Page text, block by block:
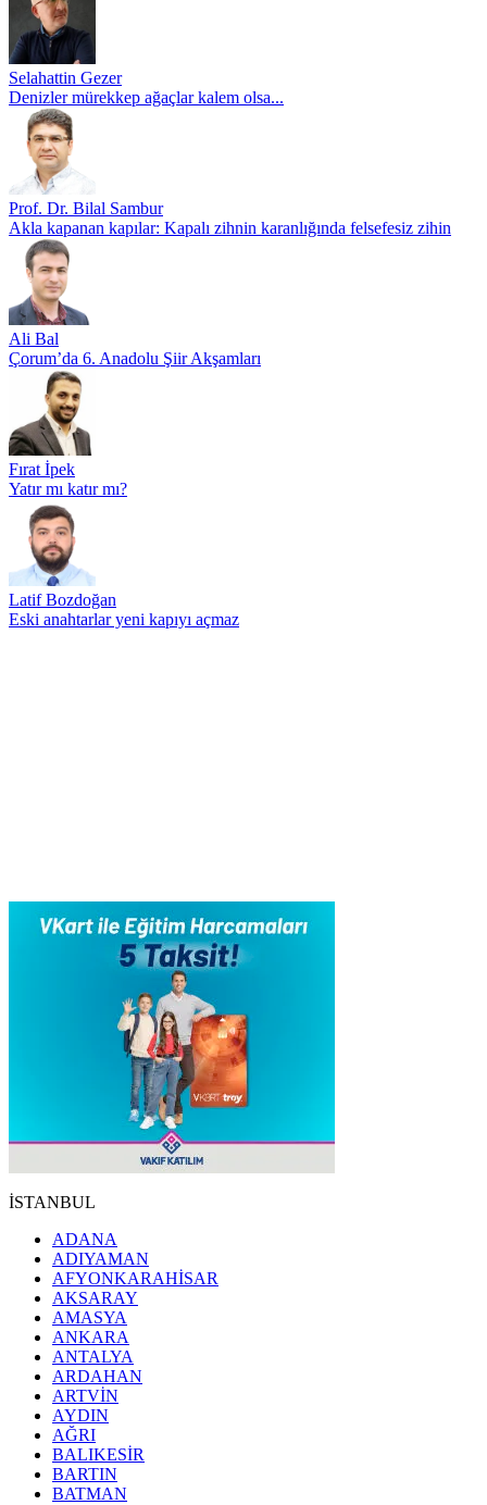
Selahattin Gezer
Denizler mürekkep ağaçlar kalem olsa...
Prof. Dr. Bilal Sambur
Akla kapanan kapılar: Kapalı zihnin karanlığında felsefesiz zihin
Ali Bal
Çorum’da 6. Anadolu Şiir Akşamları
Fırat İpek
Yatır mı katır mı?
Latif Bozdoğan
Eski anahtarlar yeni kapıyı açmaz
İSTANBUL
ADANA
ADIYAMAN
AFYONKARAHİSAR
AKSARAY
AMASYA
ANKARA
ANTALYA
ARDAHAN
ARTVİN
AYDIN
AĞRI
BALIKESİR
BARTIN
BATMAN